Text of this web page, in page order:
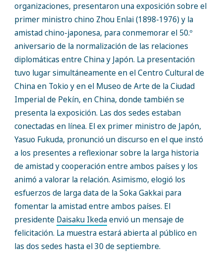
organizaciones, presentaron una exposición sobre el
primer ministro chino Zhou Enlai (1898-1976) y la
amistad chino-japonesa, para conmemorar el 50.º
aniversario de la normalización de las relaciones
diplomáticas entre China y Japón. La presentación
tuvo lugar simultáneamente en el Centro Cultural de
China en Tokio y en el Museo de Arte de la Ciudad
Imperial de Pekín, en China, donde también se
presenta la exposición. Las dos sedes estaban
conectadas en línea. El ex primer ministro de Japón,
Yasuo Fukuda, pronunció un discurso en el que instó
a los presentes a reflexionar sobre la larga historia
de amistad y cooperación entre ambos países y los
animó a valorar la relación. Asimismo, elogió los
esfuerzos de larga data de la Soka Gakkai para
fomentar la amistad entre ambos países. El
presidente Daisaku Ikedaenvió un mensaje de
felicitación. La muestra estará abierta al público en
las dos sedes hasta el 30 de septiembre.